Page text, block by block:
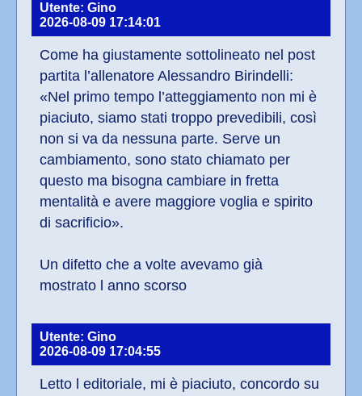
Utente: Gino
2026-08-09 17:14:01
Come ha giustamente sottolineato nel post
partita l’allenatore Alessandro Birindelli:
«Nel primo tempo l’atteggiamento non mi è
piaciuto, siamo stati troppo prevedibili, così
non si va da nessuna parte. Serve un
cambiamento, sono stato chiamato per
questo ma bisogna cambiare in fretta
mentalità e avere maggiore voglia e spirito
di sacrificio».
Un difetto che a volte avevamo già
mostrato l anno scorso
Utente: Gino
2026-08-09 17:04:55
Letto l editoriale, mi è piaciuto, concordo su